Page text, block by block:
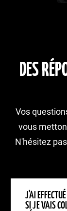
DES
Vos
vous
N'hésitez
J'AI
SI JE VAIS